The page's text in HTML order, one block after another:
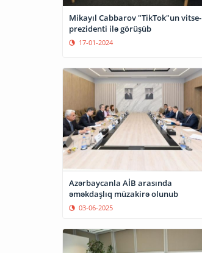
Mikayıl Cabbarov "TikTok"un vitse-
prezidenti ilə görüşüb
17-01-2024
Azərbaycanla AİB arasında
əməkdaşlıq müzakirə olunub
03-06-2025